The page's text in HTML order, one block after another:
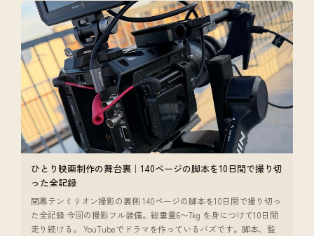
ひとり映画制作の舞台裏｜140ページの脚本を10日間で撮り切
った全記録
開幕テンミリオン撮影の裏側 140ページの脚本を10日間で撮り切っ
た全記録 今回の撮影フル装備。総重量6〜7kg を身につけて10日間
走り続ける。 YouTubeでドラマを作っているバズです。脚本、監